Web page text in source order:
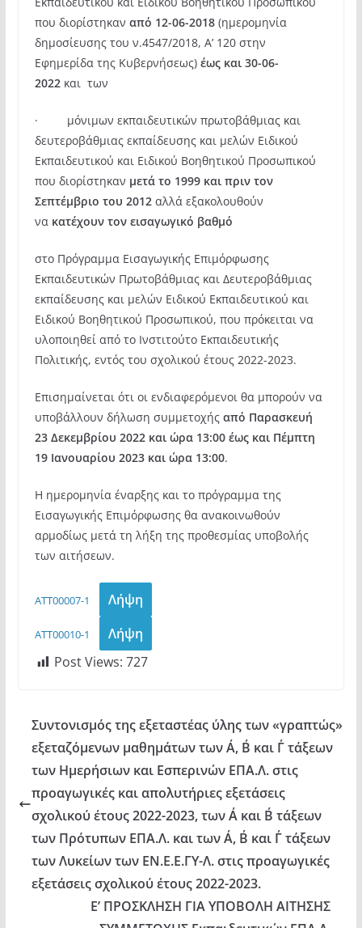
που διορίστηκαν από 12-06-2018(ημερομηνία
δημοσίευσης του ν.4547/2018, Α’ 120 στην
Εφημερίδα της Κυβερνήσεως) έως και 30-06-
2022και των
· μόνιμων εκπαιδευτικών πρωτοβάθμιας και
δευτεροβάθμιας εκπαίδευσης και μελών Ειδικού
Εκπαιδευτικού και Ειδικού Βοηθητικού Προσωπικού
που διορίστηκαν μετά το 1999 και πριν τον
Σεπτέμβριο του 2012αλλά εξακολουθούν
να κατέχουν τον εισαγωγικό βαθμό
στο Πρόγραμμα Εισαγωγικής Επιμόρφωσης
Εκπαιδευτικών Πρωτοβάθμιας και Δευτεροβάθμιας
εκπαίδευσης και μελών Ειδικού Εκπαιδευτικού και
Ειδικού Βοηθητικού Προσωπικού, που πρόκειται να
υλοποιηθεί από το Ινστιτούτο Εκπαιδευτικής
Πολιτικής, εντός του σχολικού έτους 2022-2023.
Επισημαίνεται ότι οι ενδιαφερόμενοι θα μπορούν να
υποβάλλουν δήλωση συμμετοχής από Παρασκευή
23 Δεκεμβρίου 2022 και ώρα 13:00 έως και Πέμπτη
19 Ιανουαρίου 2023 και ώρα 13:00.
Η ημερομηνία έναρξης και το πρόγραμμα της
Εισαγωγικής Επιμόρφωσης θα ανακοινωθούν
αρμοδίως μετά τη λήξη της προθεσμίας υποβολής
των αιτήσεων.
ATT00007-1 Λήψη
ATT00010-1
Λήψη
Post Views: 727
Συντονισμός της εξεταστέας ύλης των «γραπτώς»
εξεταζόμενων μαθημάτων των Α΄, Β΄ και Γ΄ τάξεων
των Ημερήσιων και Εσπερινών ΕΠΑ.Λ. στις
προαγωγικές και απολυτήριες εξετάσεις
σχολικού έτους 2022-2023, των Α΄ και Β΄ τάξεων
των Πρότυπων ΕΠΑ.Λ. και των Α΄, Β΄ και Γ΄ τάξεων
των Λυκείων των ΕΝ.Ε.Ε.ΓΥ-Λ. στις προαγωγικές
εξετάσεις σχολικού έτους 2022-2023.
Ε’ ΠΡΟΣΚΛΗΣΗ ΓΙΑ ΥΠΟΒΟΛΗ ΑΙΤΗΣΗΣ